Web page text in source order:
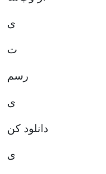
ی
ت
رسم
ی
دانلود کن
ی